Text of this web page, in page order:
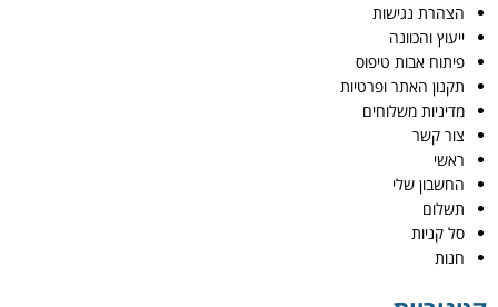
הצהרת נגישות
ייעוץ והכוונה
פיתוח אבות טיפוס
תקנון האתר ופרטיות
מדיניות משלוחים
צור קשר
ראשי
החשבון שלי
תשלום
סל קניות
חנות